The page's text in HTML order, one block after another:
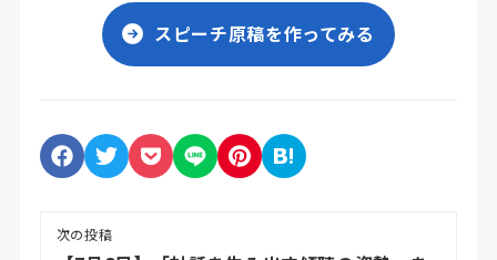
スピーチ原稿を作ってみる
次の投稿